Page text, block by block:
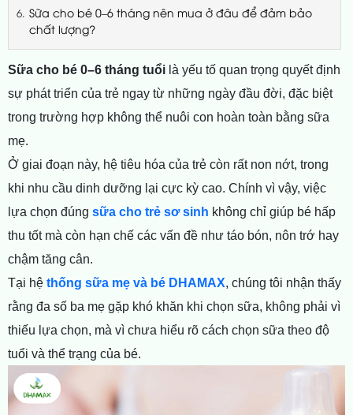
Sữa cho bé 0–6 tháng nên mua ở đâu để đảm bảo
chất lượng?
Sữa cho bé 0–6 tháng tuổi là yếu tố quan trọng quyết định
sự phát triển của trẻ ngay từ những ngày đầu đời, đặc biệt
trong trường hợp không thể nuôi con hoàn toàn bằng sữa
mẹ.
Ở giai đoạn này, hệ tiêu hóa của trẻ còn rất non nớt, trong
khi nhu cầu dinh dưỡng lại cực kỳ cao. Chính vì vậy, việc
lựa chọn đúng sữa cho trẻ sơ sinh không chỉ giúp bé hấp
thu tốt mà còn hạn chế các vấn đề như táo bón, nôn trớ hay
chậm tăng cân.
Tại hệ thống sữa mẹ và bé DHAMAX, chúng tôi nhận thấy
rằng đa số ba mẹ gặp khó khăn khi chọn sữa, không phải vì
thiếu lựa chọn, mà vì chưa hiểu rõ cách chọn sữa theo độ
tuổi và thể trạng của bé.